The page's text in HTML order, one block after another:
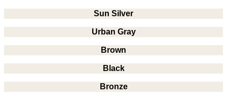
Sun Silver
Urban Gray
Brown
Black
Bronze